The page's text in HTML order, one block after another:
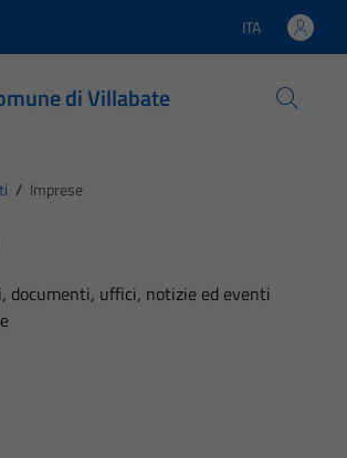
Lingua attiva:
ITA
di Villabate
/ Imprese
documenti, uffici, notizie ed eventi